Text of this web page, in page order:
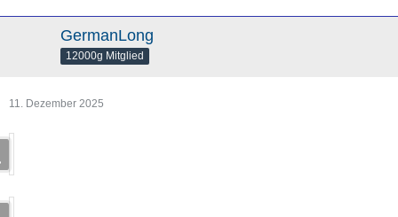
GermanLong
12000g Mitglied
11. Dezember 2025